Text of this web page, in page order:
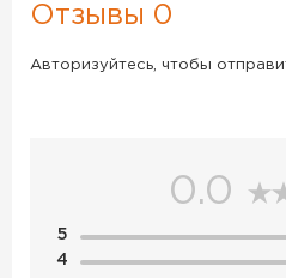
Отзывы 0
Авторизуйтесь, чтобы
0.0
5
4